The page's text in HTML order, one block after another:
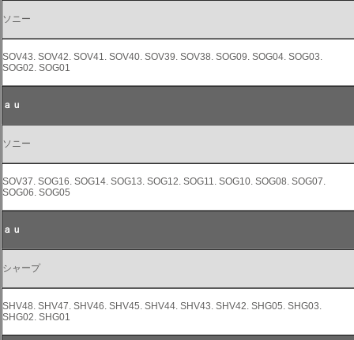
ソニー
SOV43. SOV42. SOV41. SOV40. SOV39. SOV38. SOG09. SOG04. SOG03.
SOG02. SOG01
ａｕ
ソニー
SOV37. SOG16. SOG14. SOG13. SOG12. SOG11. SOG10. SOG08. SOG07.
SOG06. SOG05
ａｕ
シャープ
SHV48. SHV47. SHV46. SHV45. SHV44. SHV43. SHV42. SHG05. SHG03.
SHG02. SHG01